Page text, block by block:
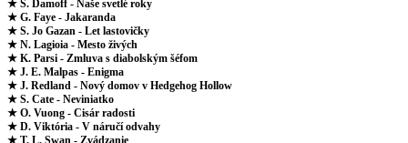
★ S. Damoff - Naše svetlé roky
★ G. Faye - Jakaranda
★ S. Jo Gazan - Let lastovičky
★ N. Lagioia - Mesto živých
★ K. Parsi - Zmluva s diabolským šéfom
★ J. E. Malpas - Enigma
★ J. Redland - Nový domov v Hedgehog Hollow
★ S. Cate - Neviniatko
★ O. Vuong - Cisár radosti
★ D. Viktória - V náručí odvahy
★ T. L. Swan - Zvádzanie